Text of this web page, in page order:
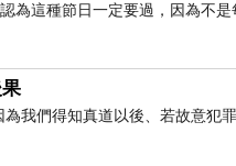
為這種節日一定要過，因為不
我們得知真道以後、若故意犯